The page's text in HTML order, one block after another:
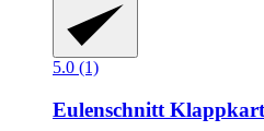
5.0 (1)
Eulenschnitt